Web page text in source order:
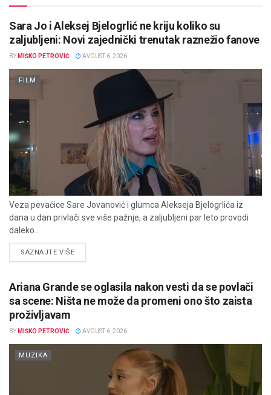
Sara Jo i Aleksej Bjelogrlić ne kriju koliko su
zaljubljeni: Novi zajednički trenutak raznežio fanove
BY MIŠKO PETROVIĆ AVGUST 6, 2026
FILM
Veza pevačice Sare Jovanović i glumca Alekseja Bjelogrlića iz
dana u dan privlači sve više pažnje, a zaljubljeni par leto provodi
daleko...
SAZNAJTE VIŠEDETAILS
Ariana Grande se oglasila nakon vesti da se povlači
sa scene: Ništa ne može da promeni ono što zaista
proživljavam
BY MIŠKO PETROVIĆ AVGUST 6, 2026
MUZIKA